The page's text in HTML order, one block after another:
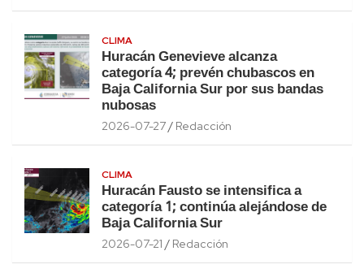
CLIMA
Huracán Genevieve alcanza
categoría 4; prevén chubascos en
Baja California Sur por sus bandas
nubosas
2026-07-27 Redacción
CLIMA
Huracán Fausto se intensifica a
categoría 1; continúa alejándose de
Baja California Sur
2026-07-21 Redacción